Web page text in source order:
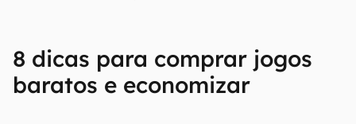
8 dicas para comprar jogos
baratos e economizar